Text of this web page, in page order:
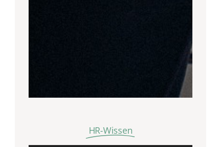
HR-Wissen